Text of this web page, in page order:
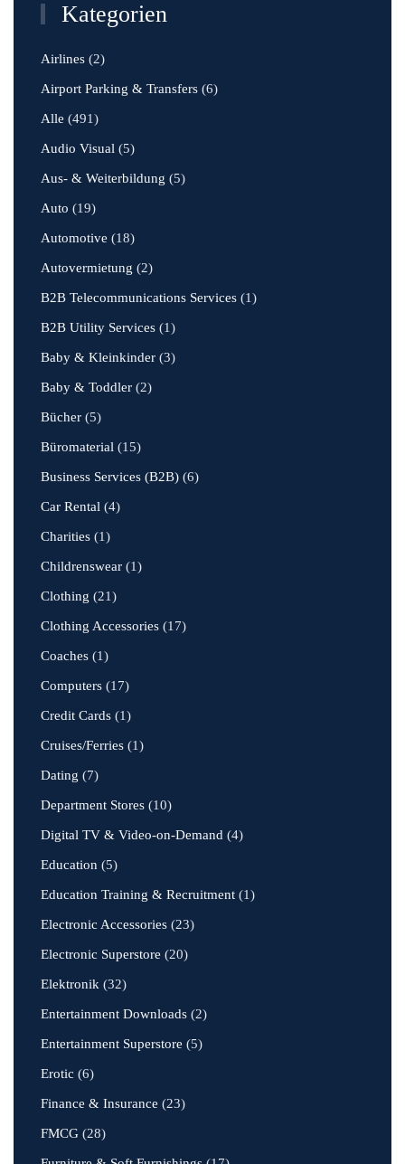
Kategorien
Airlines (2)
Airport Parking & Transfers (6)
Alle (491)
Audio Visual (5)
Aus- & Weiterbildung (5)
Auto (19)
Automotive (18)
Autovermietung (2)
B2B Telecommunications Services (1)
B2B Utility Services (1)
Baby & Kleinkinder (3)
Baby & Toddler (2)
Bücher (5)
Büromaterial (15)
Business Services (B2B) (6)
Car Rental (4)
Charities (1)
Childrenswear (1)
Clothing (21)
Clothing Accessories (17)
Coaches (1)
Computers (17)
Credit Cards (1)
Cruises/Ferries (1)
Dating (7)
Department Stores (10)
Digital TV & Video-on-Demand (4)
Education (5)
Education Training & Recruitment (1)
Electronic Accessories (23)
Electronic Superstore (20)
Elektronik (32)
Entertainment Downloads (2)
Entertainment Superstore (5)
Erotic (6)
Finance & Insurance (23)
FMCG (28)